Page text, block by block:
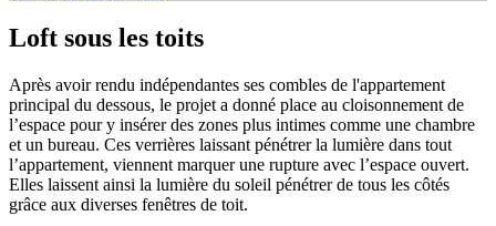
Loft sous les toits
Après avoir rendu indépendantes ses combles de l'appartement
principal du dessous, le projet a donné place au cloisonnement de
l’espace pour y insérer des zones plus intimes comme une chambre
et un bureau. Ces verrières laissant pénétrer la lumière dans tout
l’appartement, viennent marquer une rupture avec l’espace ouvert.
Elles laissent ainsi la lumière du soleil pénétrer de tous les côtés
grâce aux diverses fenêtres de toit.